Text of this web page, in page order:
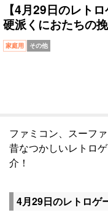
【4月29日のレト
硬派くにおたちの
家庭用 その他
ファミコン、スーフ
昔なつかしいレトロ
介！
4月29日のレトロゲ